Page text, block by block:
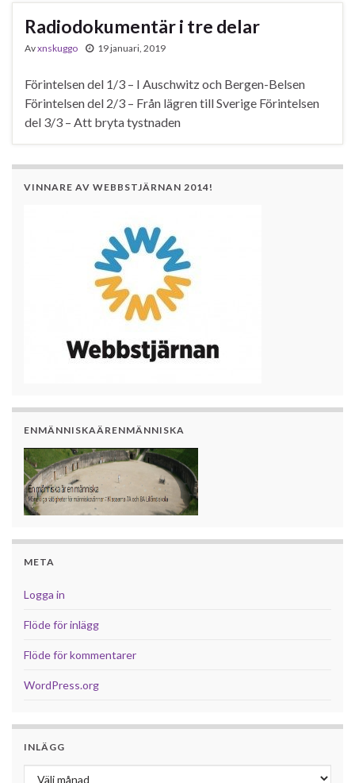
Radiodokumentär i tre delar
Avxnskuggo 19 januari, 2019
Förintelsen del 1/3 – I Auschwitz och Bergen-Belsen
Förintelsen del 2/3 – Från lägren till Sverige Förintelsen
del 3/3 – Att bryta tystnaden
VINNARE AV WEBBSTJÄRNAN 2014!
ENMÄNNISKAÄRENMÄNNISKA
META
Logga in
Flöde för inlägg
Flöde för kommentarer
WordPress.org
INLÄGG
Inlägg